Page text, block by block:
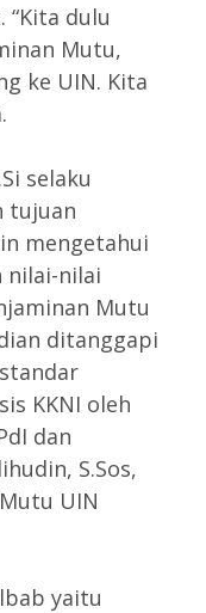
dulu
Mutu,
ke UIN. Kita
selaku
tujuan
mengetahui
nilai-nilai
Mutu
ditanggapi
KKNI oleh
dan
S.Sos,
UIN
yaitu